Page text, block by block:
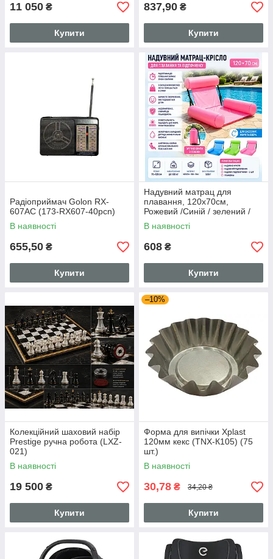
11 050 ₴
Купити
837,90 ₴
Купити
Радіоприймач Golon RX-
607AC (173-RX607-40pcn)
В наявності
655,50 ₴
Купити
Надувний матрац для
плавання, 120х70см,
Рожевий /Синій / зелений /
Водне крісло для плавання /
Складний матрац для
купання
В наявності
608 ₴
Купити
Колекційний шаховий набір
Prestige ручна робота (LXZ-
021)
В наявності
19 500 ₴
Купити
–10%
Форма для випічки Xplast
120мм кекс (TNX-К105) (75
шт.)
В наявності
30,78 ₴ 34,20 ₴
Купити